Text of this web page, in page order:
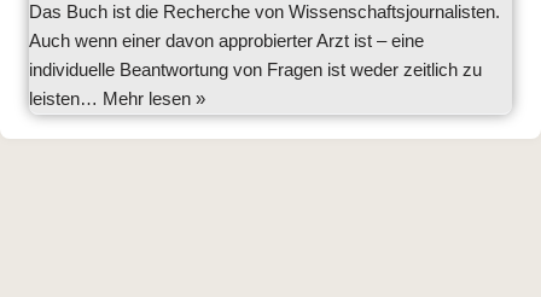
Das Buch ist die Recherche von Wissenschaftsjournalisten.
Auch wenn einer davon approbierter Arzt ist – eine
individuelle Beantwortung von Fragen ist weder zeitlich zu
leisten… Mehr lesen »